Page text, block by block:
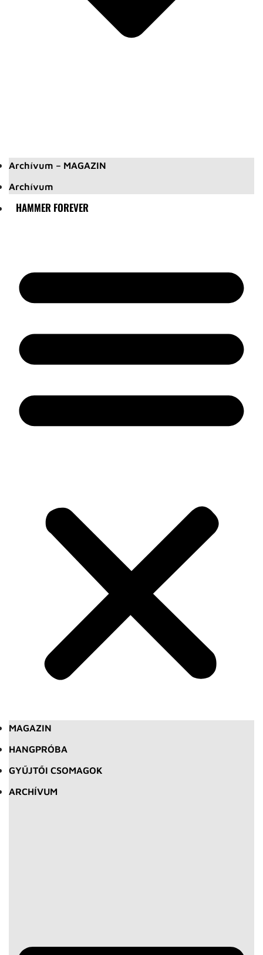
Archívum – MAGAZIN
Archívum
HAMMER FOREVER
MAGAZIN
HANGPRÓBA
GYŰJTŐI CSOMAGOK
ARCHÍVUM